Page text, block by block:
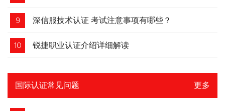
9 深信服技术认证 考试注意事项有哪些？
10 锐捷职业认证介绍详细解读
国际认证常见问题 更多